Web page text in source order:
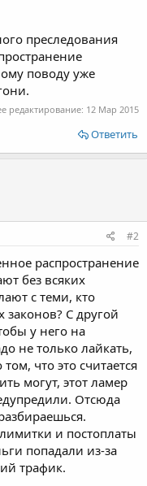
преследования
поводу уже
редактирование: 12 Мар 2015
Ответить
#2
распространение
без всяких
с теми, кто
С другой
у него на
не только лайкать,
что это считается
могут, этот ламер
Отсюда
и постоплаты
попадали из-за
трафик.